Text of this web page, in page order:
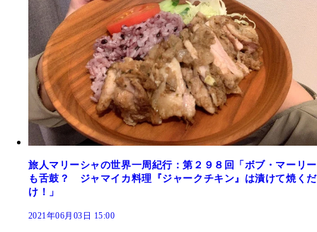
旅人マリーシャの世界一周紀行：第２９８回「ボブ・マーリー
も舌鼓？ ジャマイカ料理『ジャークチキン』は漬けて焼くだ
け！」
2021年06月03日 15:00